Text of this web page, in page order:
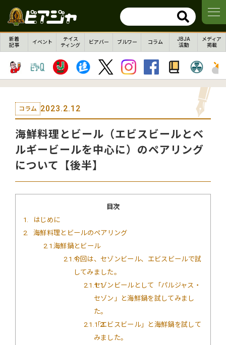
新着
記事
イベント
テイス
ティング
ビアバー ブルワー コラム
JBJA
活動
メディア
掲載
コラム 2023.2.12
海鮮料理とビール（エビスビールとベ
ルギービールを中心に）のペアリング
について【後半】
目次
1
はじめに
2
海鮮料理とビールのペアリング
2.1 海鮮鍋とビール
2.1.1今回は、セゾンビール、エビスビールで試
してみました。
2.1.1.1セゾンビールとして「パルジャス・
セゾン」と海鮮鍋を試してみまし
た。
2.1.1.2「エビスビール」と海鮮鍋を試して
みました。